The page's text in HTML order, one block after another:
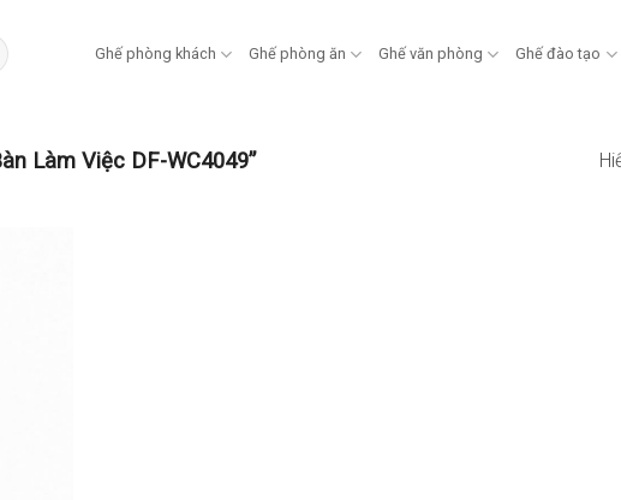
Ghế phòng khách Ghế phòng ăn Ghế văn phòng Ghế đào tạo
Làm Việc DF-WC4049”